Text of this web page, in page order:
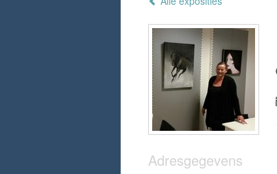
Adresgegevens